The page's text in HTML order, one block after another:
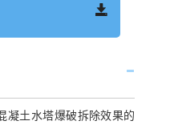
凝土水塔爆破拆除效果的